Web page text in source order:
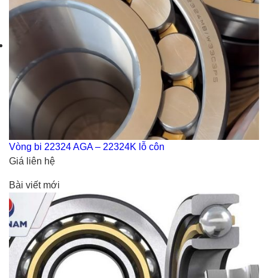
Vòng bi 22324 AGA – 22324K lỗ côn
Giá liên hệ
Bài viết mới